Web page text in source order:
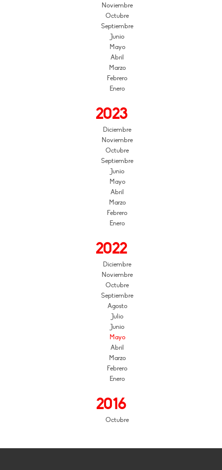
Noviembre
Octubre
Septiembre
Junio
Mayo
Abril
Marzo
Febrero
Enero
2023
Diciembre
Noviembre
Octubre
Septiembre
Junio
Mayo
Abril
Marzo
Febrero
Enero
2022
Diciembre
Noviembre
Octubre
Septiembre
Agosto
Julio
Junio
Mayo
Abril
Marzo
Febrero
Enero
2016
Octubre